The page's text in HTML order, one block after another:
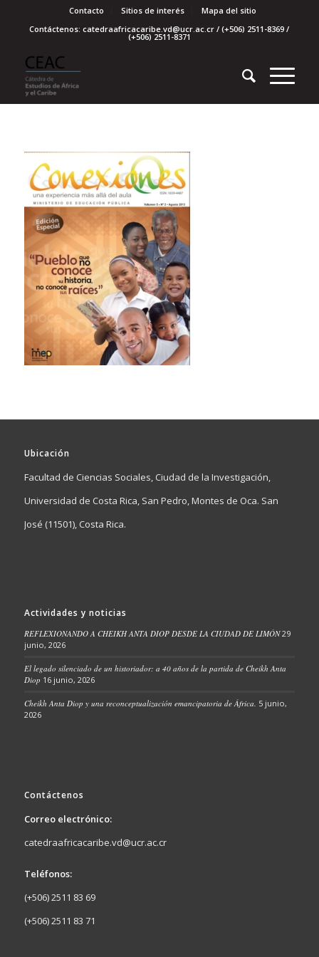
Contacto Sitios de interés
Mapa del sitio
Contáctenos: catedraafricacaribe.vd@ucr.ac.cr / (+506) 2511-8369 /
(+506) 2511-8371
Ubicación
Facultad de Ciencias Sociales, Ciudad de la Investigación,
Universidad de Costa Rica, San Pedro, Montes de Oca. San
José (11501), Costa Rica.
Actividades y noticias
REFLEXIONANDO A CHEIKH ANTA DIOP DESDE LA CIUDAD DE LIMÓN 29
junio, 2026
El legado silenciado de un historiador: a 40 años de la partida de Cheikh Anta
Diop 16 junio, 2026
Cheikh Anta Diop y una reconceptualización emancipatoria de África. 5 junio,
2026
Contáctenos
Correo electrónico:
catedraafricacaribe.vd@ucr.ac.cr
Teléfonos:
(+506) 2511 83 69
(+506) 2511 83 71